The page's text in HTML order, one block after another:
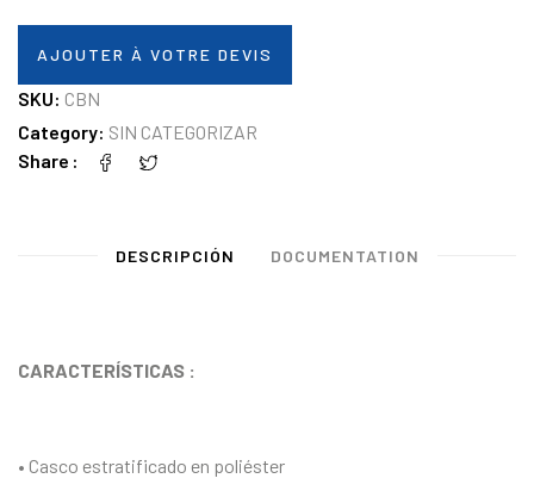
AJOUTER À VOTRE DEVIS
SKU: CBN
Category: SIN CATEGORIZAR
Share
DESCRIPCIÓN DOCUMENTATION
CARACTERÍSTICAS :
• Casco estratificado en poliéster